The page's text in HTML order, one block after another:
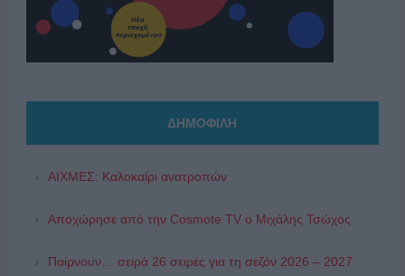
ΔΗΜΟΦΙΛΗ
ΑΙΧΜΕΣ: Καλοκαίρι ανατροπών
Αποχώρησε από την Cosmote TV o Μιχάλης Τσώχος
Παίρνουν… σειρά 26 σειρές για τη σεζόν 2026 – 2027